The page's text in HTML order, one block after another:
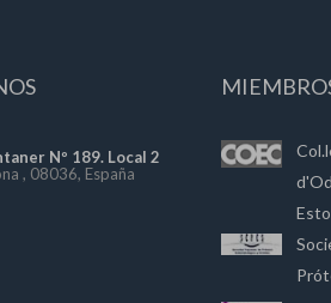
Nº 189. Local 2
, 08036, España